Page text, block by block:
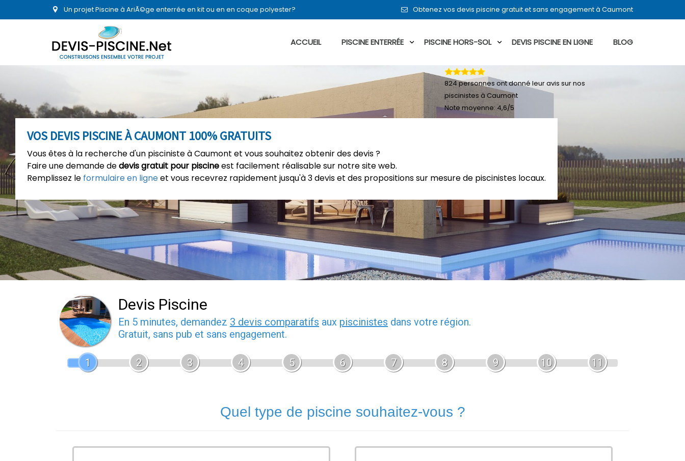
Un projet Piscine à AriÃ©ge enterrée en kit ou en en coque polyester? Obtenez vos devis piscine gratuit et sans engagement à Caumont
ACCUEIL PISCINE ENTERRÉE PISCINE HORS-SOL DEVIS PISCINE EN LIGNE BLOG
VOS DEVIS PISCINE À CAUMONT 100% GRATUITS
Vous êtes à la recherche d'un pisciniste à Caumont et vous souhaitez obtenir des devis ?
Faire une demande dedevis gratuit pour piscineest facilement réalisable sur notre site web.
Remplissez le formulaire en ligneet vous recevrez rapidement jusqu'à 3 devis et des propositions sur mesure de piscinistes locaux.
824personnes ont donné leuravis sur nos
piscinistes à Caumont
Note moyenne:4,6/5
Devis Piscine
En 5 minutes, demandez 3 devis comparatifs aux piscinistes dans votre région.
Gratuit, sans pub et sans engagement.
1 2 3 4 5 6 7 8 9 10 11
Quel type de piscine souhaitez-vous ?